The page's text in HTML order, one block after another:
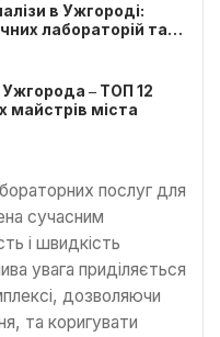
в Ужгороді:
лабораторій та
‒ ТОП 12
майстрів міста
послуг для
сучасним
і швидкість
увага приділяється
дозволяючи
та коригувати